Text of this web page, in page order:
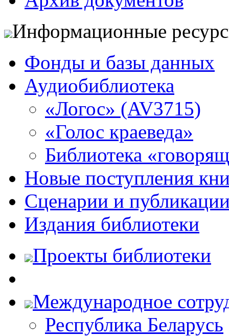
Информационные
Фонды и базы данных
Аудиобиблиотека
«Логос» (AV3715)
«Голос краеведа»
Библиотека
Новые поступления
Сценарии и
Издания библиотеки
Проекты библиотеки
Международное
Республика Беларусь